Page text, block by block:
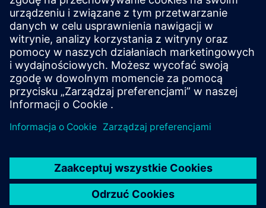
Zastosowanie automatyki modułowej i inżynierii
cyfrowej drastycznie skraca czas wprowadzania na
rynek, obniża koszty inżynierii i zapewnia skalowalne,
przyszłościowe środowisko produkcyjne.